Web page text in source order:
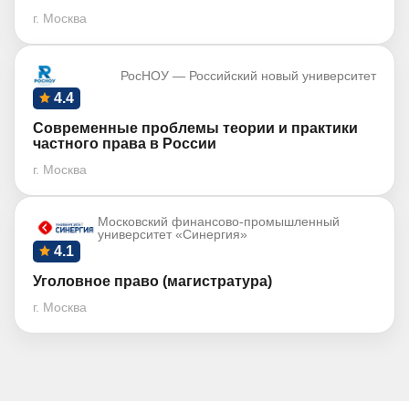
г. Москва
РосНОУ — Российский новый университет
4.4
Современные проблемы теории и практики
частного права в России
г. Москва
Московский финансово-промышленный
университет «Синергия»
4.1
Уголовное право (магистратура)
г. Москва